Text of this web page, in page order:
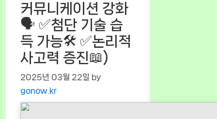
커뮤니케이션 강화
🗣️ ✅첨단 기술 습
득 가능🛠️ ✅논리적
사고력 증진📖)
2025년 03월 22일 by
gonow.kr